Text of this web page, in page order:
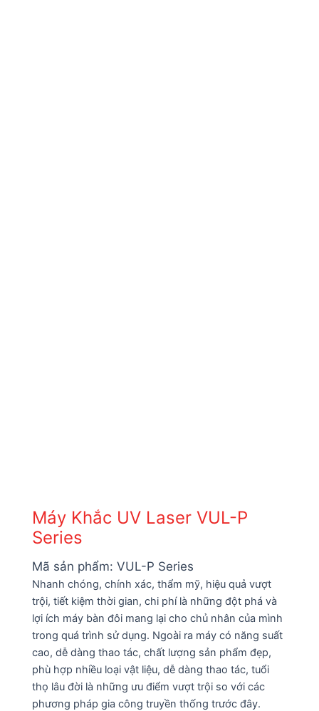
Máy Khắc UV Laser VUL-P
Series
Mã sản phẩm: VUL-P Series
Nhanh chóng, chính xác, thẩm mỹ, hiệu quả vượt
trội, tiết kiệm thời gian, chi phí là những đột phá và
lợi ích máy bàn đôi mang lại cho chủ nhân của mình
trong quá trình sử dụng. Ngoài ra máy có năng suất
cao, dễ dàng thao tác, chất lượng sản phẩm đẹp,
phù hợp nhiều loại vật liệu, dễ dàng thao tác, tuổi
thọ lâu đời là những ưu điểm vượt trội so với các
phương pháp gia công truyền thống trước đây.